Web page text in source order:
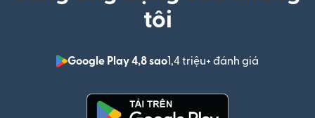
tôi
Google Play 4,8 sao1,4 triệu+ đánh giá